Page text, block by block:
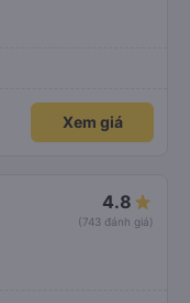
Xem giá
4.8
(743 đánh giá)